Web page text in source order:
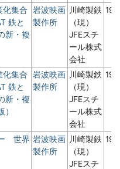
化集合
鉄と
新・複
岩波映画
製作所
川崎製鉄
（現）
JFEスチ
ール株式
会社
化集合
鉄と
新・複
岩波映画
製作所
川崎製鉄
（現）
JFEスチ
ール株式
会社
世界 岩波映画
製作所
川崎製鉄
（現）
JFEスチ